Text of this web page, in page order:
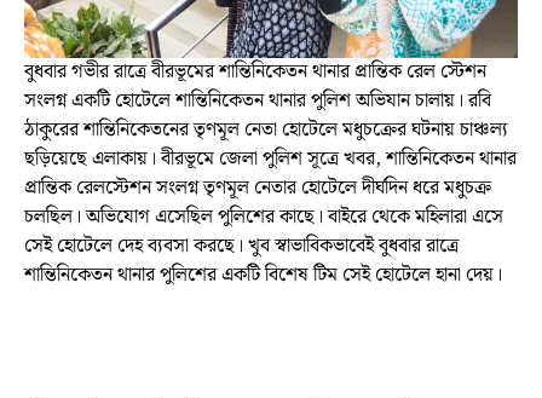
বুধবার গভীর রাত্রে বীরভূমের শান্তিনিকেতন থানার প্রান্তিক রেল স্টেশন
সংলগ্ন একটি হোটেলে শান্তিনিকেতন থানার পুলিশ অভিযান চালায়। রবি
ঠাকুরের শান্তিনিকেতনের তৃণমূল নেতা হোটেলে মধুচক্রের ঘটনায় চাঞ্চল্য
ছড়িয়েছে এলাকায়। বীরভূমে জেলা পুলিশ সূত্রে খবর, শান্তিনিকেতন থানার
প্রান্তিক রেলস্টেশন সংলগ্ন তৃণমূল নেতার হোটেলে দীর্ঘদিন ধরে মধুচক্র
চলছিল। অভিযোগ এসেছিল পুলিশের কাছে। বাইরে থেকে মহিলারা এসে
সেই হোটেলে দেহ ব্যবসা করছে। খুব স্বাভাবিকভাবেই বুধবার রাত্রে
শান্তিনিকেতন থানার পুলিশের একটি বিশেষ টিম সেই হোটেলে হানা দেয়।